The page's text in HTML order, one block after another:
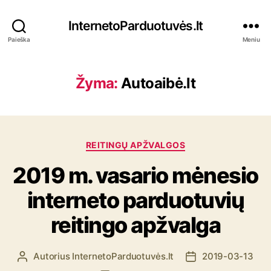
Paieška
InternetoParduotuvės.lt
Meniu
Žyma: Autoaibė.lt
K
t
e
g
o
r
i
o
REITINGŲ APŽVALGOS
2019 m. vasario mėnesio
interneto parduotuvių
reitingo apžvalga
Į
Autorius InternetoParduotuvės.lt
Į
2019-03-13